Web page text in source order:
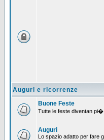
Auguri e ricorrenze
Buone Feste
Tutte le feste diventan pi�
Auguri
Lo spazio adatto per fare